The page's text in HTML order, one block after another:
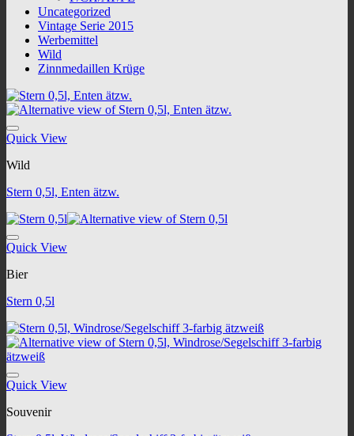
Uncategorized
Vintage Serie 2015
Werbemittel
Wild
Zinnmedaillen Krüge
Quick View
Wild
Stern 0,5l, Enten ätzw.
Quick View
Bier
Stern 0,5l
Quick View
Souvenir